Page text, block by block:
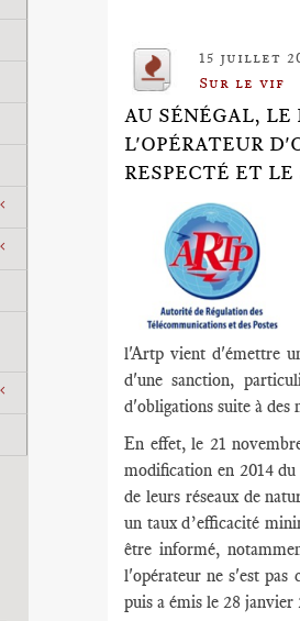
15 juillet
Sur le vif
AU SÉNÉGAL, LE
L'OPÉRATEUR
RESPECTÉ ET
l'Artp vient d'émettre
d'une sanction,
d'obligations suite à des
En effet, le 21
modification en 2014
de leurs réseaux de
un taux d’efficacité
être informé,
l'opérateur ne s'est pas
puis a émis le 28 janvier